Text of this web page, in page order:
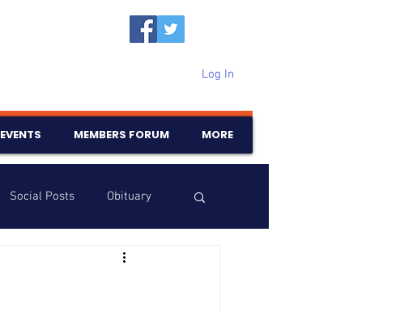
Log In
EVENTS MEMBERS FORUM MORE
Social Posts Obituary
Birthdays